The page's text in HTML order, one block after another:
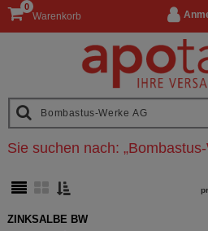
Warenkorb
0
Sie suchen nach: „
ZINKSALBE BW